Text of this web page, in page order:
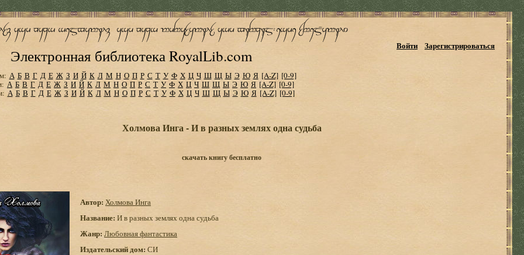
Электронная библиотека RoyalLib.com
Войти Зарегистрироваться
А Б В Г Д Е Ж З И Й К Л М Н О П Р С Т У Ф Х Ц Ч Ш Щ Ы Э Ю Я [A-Z] [0-9]
А Б В Г Д Е Ж З И Й К Л М Н О П Р С Т У Ф Х Ц Ч Ш Щ Ы Э Ю Я [A-Z] [0-9]
А Б В Г Д Е Ж З И Й К Л М Н О П Р С Т У Ф Х Ц Ч Ш Щ Ы Э Ю Я [A-Z] [0-9]
Холмова Инга - И в разных землях одна судьба
скачать книгу бесплатно
Автор: Холмова Инга
Название: И в разных землях одна судьба
Жанр: Любовная фантастика
Издательский дом: СИ